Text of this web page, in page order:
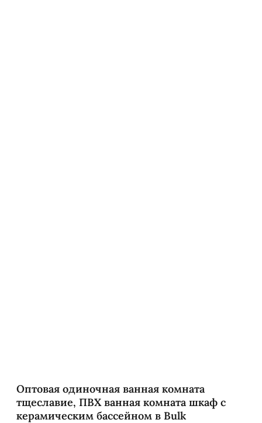
Оптовая одиночная ванная комната
тщеславие, ПВХ ванная комната шкаф с
керамическим бассейном в Bulk